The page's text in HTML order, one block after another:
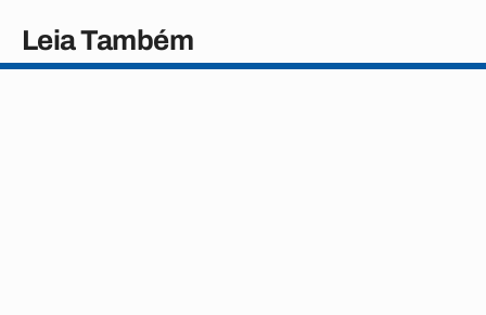
Leia Também